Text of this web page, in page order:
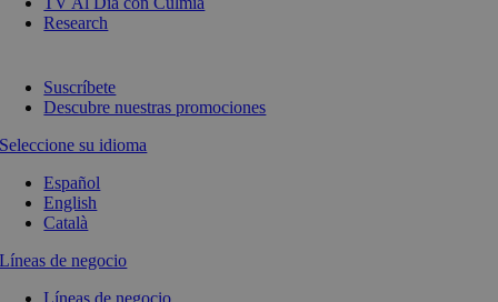
Research
Suscríbete
Descubre nuestras promociones
Seleccione su idioma
Español
English
Català
Líneas de negocio
Líneas de negocio